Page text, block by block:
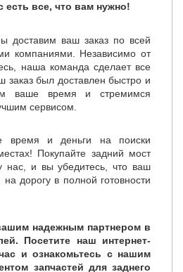
есть все, что вам нужно!
доставим ваш заказ по всей
компаниями. Независимо от
наша команда сделает все
заказ был доставлен быстро и
ваше время и стремимся
сервисом.
время и деньги на поиски
Покупайте задний мост
нас, и вы убедитесь, что ваш
дорогу в полной готовности
надежным партнером в
Посетите наш интернет-
и ознакомьтесь с нашим
запчастей для заднего